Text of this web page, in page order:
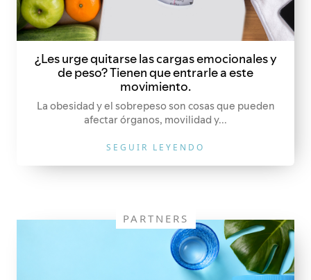
¿Les urge quitarse las cargas emocionales y
de peso? Tienen que entrarle a este
movimiento.
La obesidad y el sobrepeso son cosas que pueden
afectar órganos, movilidad y...
SEGUIR LEYENDO
PARTNERS